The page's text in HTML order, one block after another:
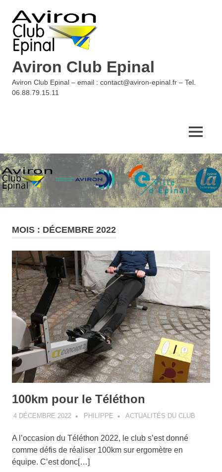
content
Aviron Club Epinal
Aviron Club Epinal – email : contact@aviron-epinal.fr – Tel.
06.88.79.15.11
MENU
MOIS : DÉCEMBRE 2022
100km pour le Téléthon
4 DÉCEMBRE 2022 PHILIPPE ACTUALITÉS DU CLUB
A l’occasion du Téléthon 2022, le club s’est donné
comme défis de réaliser 100km sur ergomètre en
équipe. C’est donc[…]